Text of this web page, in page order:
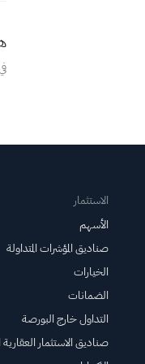
الاستثمار
الأسهم
صناديق المؤشرات المتداولة
الخيارات
الضمانات
التداول خارج البورصة
صناديق الاستثمار العقارية